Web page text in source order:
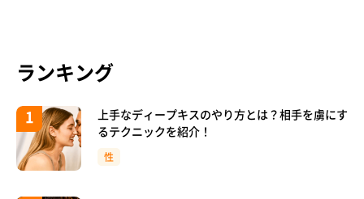
ランキング
上手なディープキスのやり方とは？相手を虜にす
るテクニックを紹介！
性